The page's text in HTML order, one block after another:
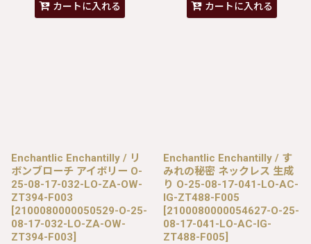
カートに入れる カートに入れる
Enchantlic Enchantilly / リ
ボンブローチ アイボリー O-
25-08-17-032-LO-ZA-OW-
ZT394-F003
[2100080000050529-O-25-
08-17-032-LO-ZA-OW-
ZT394-F003]
Enchantlic Enchantilly / す
みれの秘密 ネックレス 生成
り O-25-08-17-041-LO-AC-
IG-ZT488-F005
[2100080000054627-O-25-
08-17-041-LO-AC-IG-
ZT488-F005]